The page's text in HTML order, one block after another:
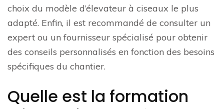
choix du modèle d’élevateur à ciseaux le plus
adapté. Enfin, il est recommandé de consulter un
expert ou un fournisseur spécialisé pour obtenir
des conseils personnalisés en fonction des besoins
spécifiques du chantier.
Quelle est la formation